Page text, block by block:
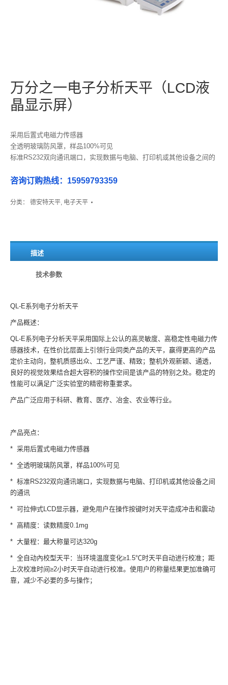
万分之一电子分析天平（LCD液
晶显示屏）
采用后置式电磁力传感器
全透明玻璃防风罩，样品100%可见
标准RS232双向通讯端口，实现数据与电脑、打印机或其他设备之间的
可拉伸式LCD显示器，避免用户在操作按键时对天平造成冲击和震动
大量程：最大称量可达320g
咨询订购热线：15959793359
分类： 德安特天平, 电子天平
描述
技术参数
QL-E系列电子分析天平
产品概述：
QL-E系列电子分析天平采用国际上公认的高灵敏度、高稳定性电磁力传
感器技术，在性价比层面上引领行业同类产品的天平，赢得更高的产品
定价主动向，整机质感出众、工艺严谨、精致；整机外观新颖、通透，
良好的视觉效果结合超大容积的操作空间是该产品的特别之处。稳定的
性能可以满足广泛实验室的精密称重要求。
产品广泛应用于科研、教育、医疗、冶金、农业等行业。
产品亮点：
* 采用后置式电磁力传感器
* 全透明玻璃防风罩，样品100%可见
* 标准RS232双向通讯端口，实现数据与电脑、打印机或其他设备之间
的通讯
* 可拉伸式LCD显示器，避免用户在操作按键时对天平造成冲击和震动
* 高精度：读数精度0.1mg
* 大量程：最大称量可达320g
* 全自动內校型天平：当环境温度变化≥1.5℃时天平自动进行校准；距
上次校准时间≥2小时天平自动进行校准。使用户的称量结果更加准确可
靠，减少不必要的多与操作；